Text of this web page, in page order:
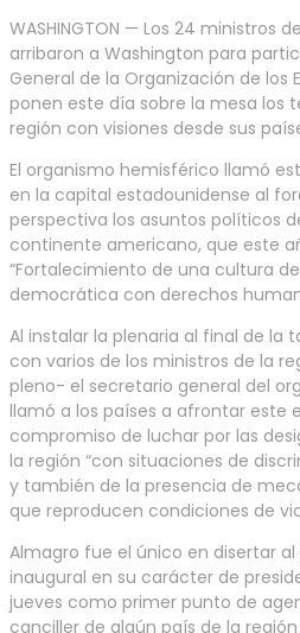
WASHINGTON — Los 24 ministros
arribaron a Washington para
General de la Organización de los
ponen este día sobre la mesa los
región con visiones desde sus
El organismo hemisférico llamó
en la capital estadounidense al
perspectiva los asuntos políticos
continente americano, que este
“Fortalecimiento de una cultura
democrática con derechos
Al instalar la plenaria al final de la
con varios de los ministros de la
pleno- el secretario general del
llamó a los países a afrontar este
compromiso de luchar por las
la región “con situaciones de
y también de la presencia de
que reproducen condiciones de
Almagro fue el único en disertar al
inaugural en su carácter de
jueves como primer punto de
canciller de algún país de la